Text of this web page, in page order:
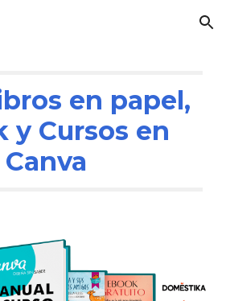
Skip to navigation
en papel,
y Cursos en
Canva